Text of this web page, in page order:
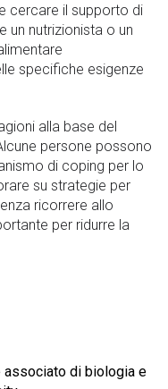
cercare il supporto di
un nutrizionista o un
specifiche esigenze
alla base del
persone possono
di coping per lo
su strategie per
ricorrere allo
per ridurre la
di biologia e